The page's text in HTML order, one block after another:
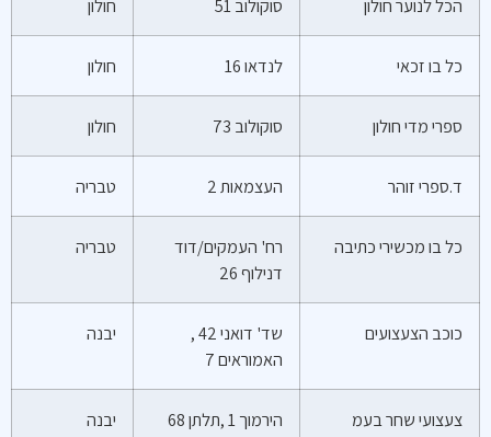
הכל לנוער חולון סוקולוב 51 חולון
כל בו זכאי לנדאו 16 חולון
ספרי מדי חולון סוקולוב 73 חולון
ד.ספרי זוהר העצמאות 2 טבריה
כל בו מכשירי כתיבה
רח' העמקים/דוד
דנילוף 26
טבריה
כוכב הצעצועים
שד' דואני 42 ,
האמוראים 7
יבנה
צעצועי שחר בעמ הירמוך 1 ,תלתן 68 יבנה